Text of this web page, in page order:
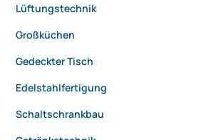
Lüftungstechnik
Großküchen
Gedeckter Tisch
Edelstahlfertigung
Schaltschrankbau